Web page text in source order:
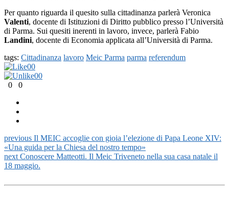
Per quanto riguarda il quesito sulla cittadinanza parlerà Veronica
Valenti, docente di Istituzioni di Diritto pubblico presso l’Università
di Parma. Sui quesiti inerenti in lavoro, invece, parlerà Fabio
Landini, docente di Economia applicata all’Università di Parma.
tags: Cittadinanza lavoro Meic Parma parma referendum
00
00
0
0
previous Il MEIC accoglie con gioia l’elezione di Papa Leone XIV:
«Una guida per la Chiesa del nostro tempo»
next Conoscere Matteotti. Il Meic Triveneto nella sua casa natale il
18 maggio.